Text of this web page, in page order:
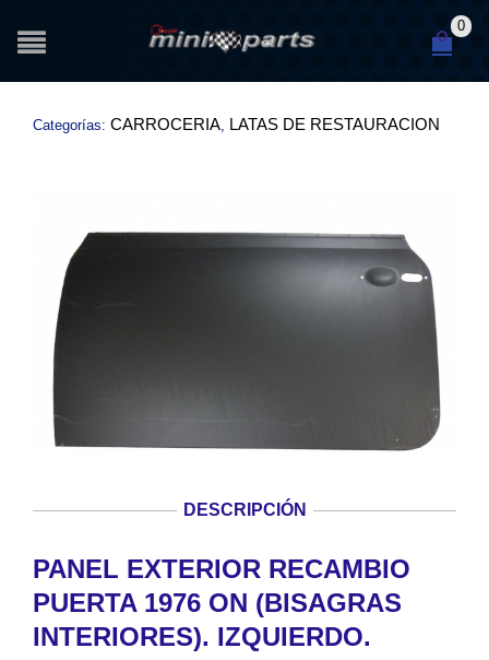
0
Categorías: CARROCERIA LATAS DE RESTAURACION
DESCRIPCIÓN
PANEL EXTERIOR RECAMBIO
PUERTA 1976 ON (BISAGRAS
INTERIORES). IZQUIERDO.